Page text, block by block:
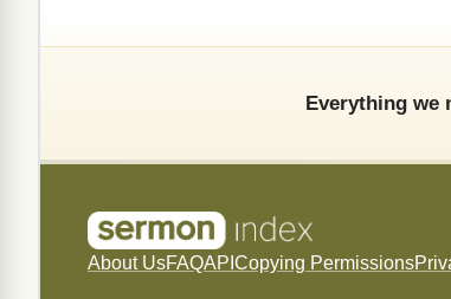
Everything we
About UsFAQAPI Copying Permissions